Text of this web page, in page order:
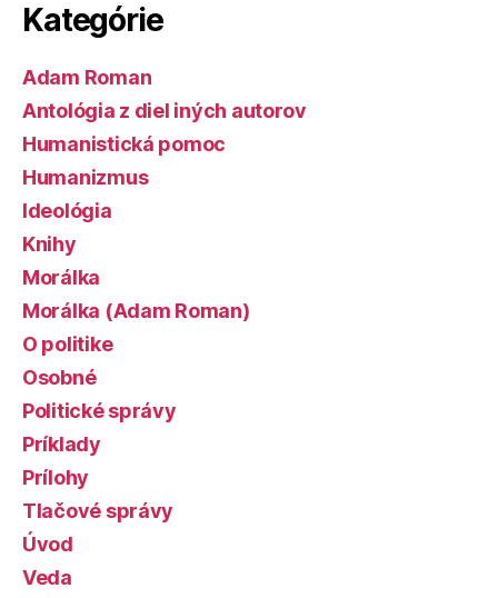
Kategórie
Adam Roman
Antológia z diel iných autorov
Humanistická pomoc
Humanizmus
Ideológia
Knihy
Morálka
Morálka (Adam Roman)
O politike
Osobné
Politické správy
Príklady
Prílohy
Tlačové správy
Úvod
Veda